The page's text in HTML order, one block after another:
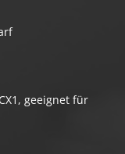
geeignet für